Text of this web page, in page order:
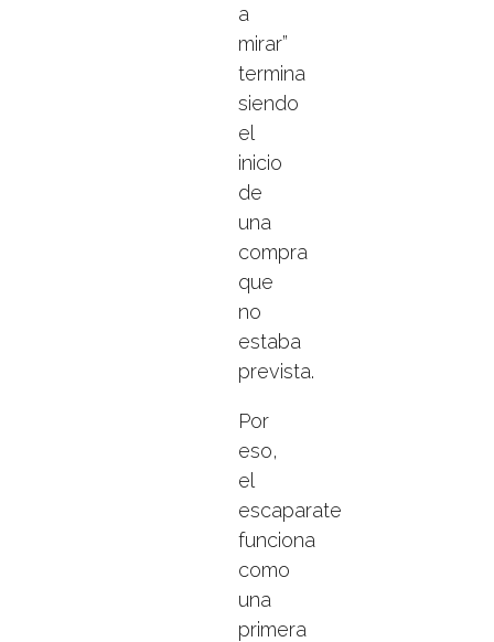
a
mirar”
termina
siendo
el
inicio
de
una
compra
que
no
estaba
prevista.
Por
eso,
el
escaparate
funciona
como
una
primera